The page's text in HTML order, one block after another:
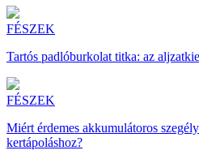
FÉSZEK
Tartós padlóburkolat titka: az
FÉSZEK
Miért érdemes akkumulátoros
kertápoláshoz?